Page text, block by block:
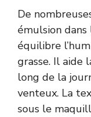
De
émulsion
équilibre
grasse. Il aide
long de la
venteux. La
sous le